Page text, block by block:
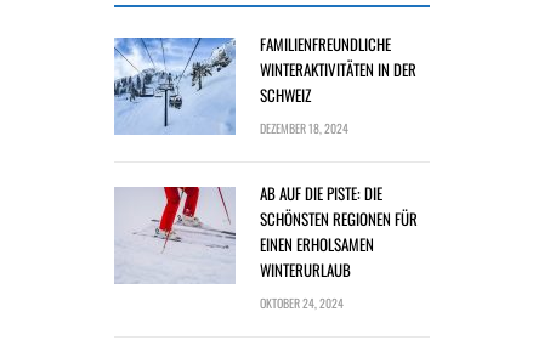
FAMILIENFREUNDLICHE
WINTERAKTIVITÄTEN IN DER
SCHWEIZ
DEZEMBER 18, 2024
AB AUF DIE PISTE: DIE
SCHÖNSTEN REGIONEN FÜR
EINEN ERHOLSAMEN
WINTERURLAUB
OKTOBER 24, 2024